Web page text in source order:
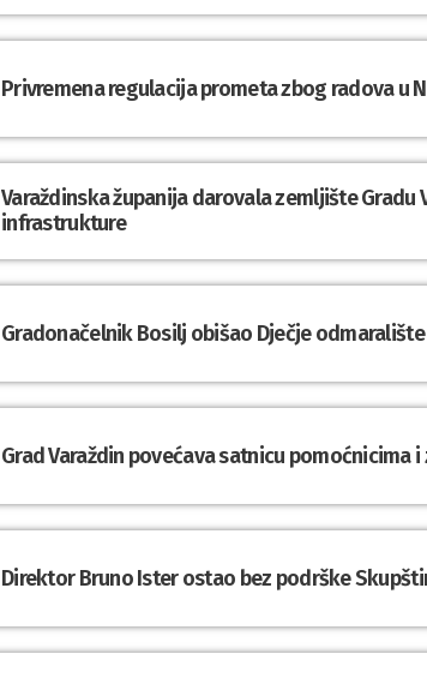
Privremena regulacija prometa zbog radova u
Varaždinska županija darovala zemljište
infrastrukture
Gradonačelnik Bosilj obišao Dječje
Grad Varaždin povećava satnicu pomoćnicima
Direktor Bruno Ister ostao bez podrške